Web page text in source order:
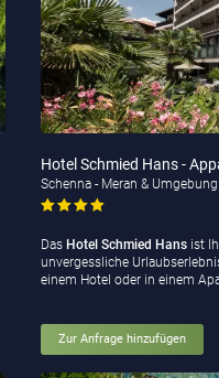
Hotel Schmied Hans -
Schenna - Meran & Umgebung
Das Hotel Schmied Hansist
unvergessliche
einem Hotel oder in einem
Zur Anfrage hinzufügen